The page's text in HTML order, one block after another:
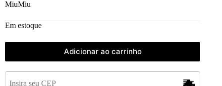
MiuMiu
Em estoque
Adicionar ao carrinho